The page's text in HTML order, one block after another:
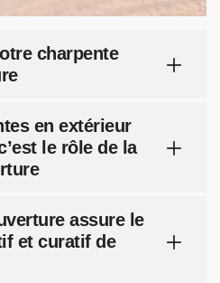
charpente
en extérieur
le rôle de la
assure le
et curatif de